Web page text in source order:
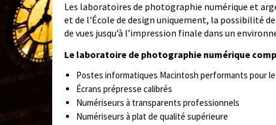
Les laboratoires de photographie numérique et
et de l'École de design uniquement, la possibilité
de vues jusqu’à l’impression finale dans un
Le laboratoire de photographie numérique
Postes informatiques Macintosh performants pour
Écrans prépresse calibrés
Numériseurs à transparents professionnels
Numériseurs à plat de qualité supérieure